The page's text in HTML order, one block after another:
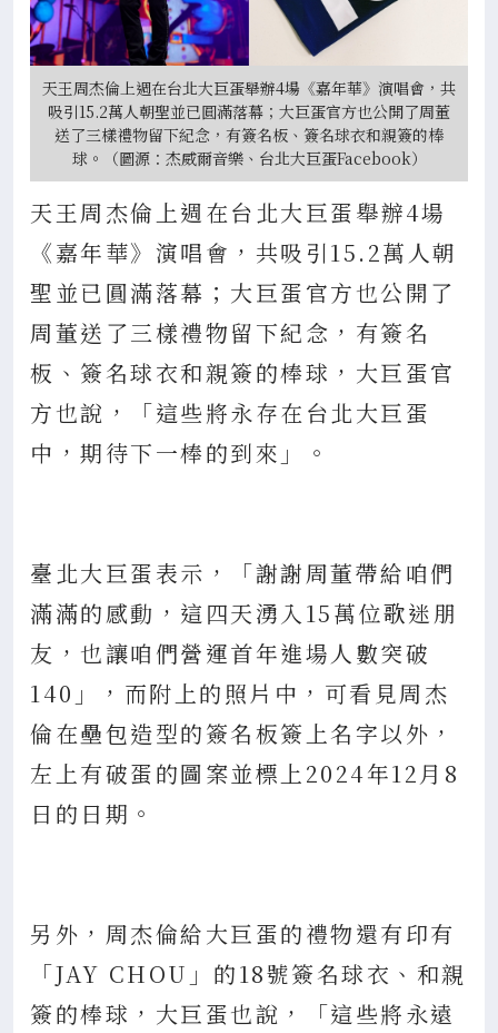
天王周杰倫上週在台北大巨蛋舉辦4場《嘉年華》演唱會，共
吸引15.2萬人朝聖並已圓滿落幕；大巨蛋官方也公開了周董
送了三樣禮物留下紀念，有簽名板、簽名球衣和親簽的棒
球。（圖源：杰威爾音樂、台北大巨蛋Facebook）
天王周杰倫上週在台北大巨蛋舉辦4場
《嘉年華》演唱會，共吸引15.2萬人朝
聖並已圓滿落幕；大巨蛋官方也公開了
周董送了三樣禮物留下紀念，有簽名
板、簽名球衣和親簽的棒球，大巨蛋官
方也說，「這些將永存在台北大巨蛋
中，期待下一棒的到來」。
臺北大巨蛋表示，「謝謝周董帶給咱們
滿滿的感動，這四天湧入15萬位歌迷朋
友，也讓咱們營運首年進場人數突破
140」，而附上的照片中，可看見周杰
倫在壘包造型的簽名板簽上名字以外，
左上有破蛋的圖案並標上2024年12月8
日的日期。
另外，周杰倫給大巨蛋的禮物還有印有
「JAY CHOU」的18號簽名球衣、和親
簽的棒球，大巨蛋也說，「這些將永遠